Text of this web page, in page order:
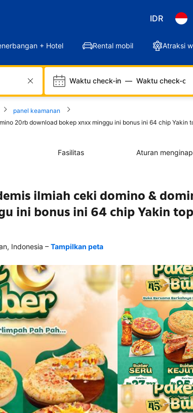
IDR
+ Hotel Rental mobil Atraksi
Waktu check-in — Waktu check-out
panel keamanan
20rb download bokep xnxx minggu ini bonus ini 64 chip Yakin
Fasilitas Aturan menginap
ilmiah ceki domino &
ini bonus ini 64 chip Yakin
Indonesia – Tampilkan peta